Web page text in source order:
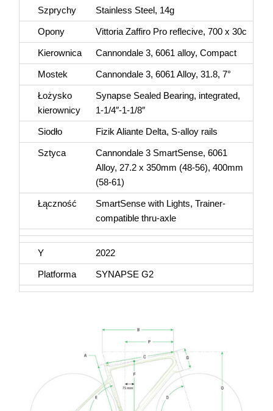
Szprychy Stainless Steel, 14g
Opony Vittoria Zaffiro Pro reflecive, 700 x 30c
Kierownica Cannondale 3, 6061 alloy, Compact
Mostek Cannondale 3, 6061 Alloy, 31.8, 7°
Łożysko
kierownicy
Synapse Sealed Bearing, integrated,
1-1/4″-1-1/8″
Siodło Fizik Aliante Delta, S-alloy rails
Sztyca
Cannondale 3 SmartSense, 6061
Alloy, 27.2 x 350mm (48-56), 400mm
(58-61)
Łączność
SmartSense with Lights, Trainer-
compatible thru-axle
Y 2022
Platforma SYNAPSE G2